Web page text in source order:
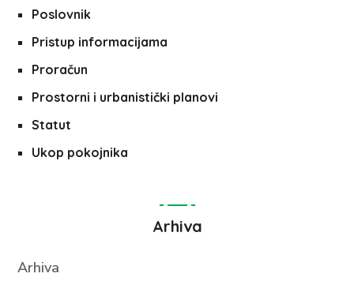
Poslovnik
Pristup informacijama
Proračun
Prostorni i urbanistički planovi
Statut
Ukop pokojnika
Arhiva
Arhiva